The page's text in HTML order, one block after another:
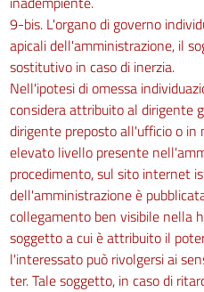
9-bis. L'organo di governo
apicali dell'amministrazione, il
sostitutivo in caso di inerzia.
Nell'ipotesi di omessa
considera attribuito al dirigente
dirigente preposto all'ufficio o in
elevato livello presente
procedimento, sul sito internet
dell'amministrazione è
collegamento ben visibile nella
soggetto a cui è attribuito il
l'interessato può rivolgersi ai
ter. Tale soggetto, in caso di